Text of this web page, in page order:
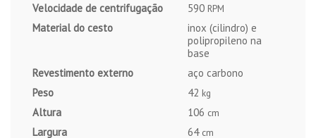
Velocidade de centrifugação 590 RPM
Material do cesto
inox (cilindro) e
polipropileno na
base
Revestimento externo
aço carbono
Peso
42 kg
Altura 106 cm
Largura 64 cm